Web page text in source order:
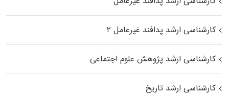
کارشناسی ارشد پدافند غیرعامل ۲
کارشناسی ارشد پژوهش علوم اجتماعی
کارشناسی ارشد تاریخ